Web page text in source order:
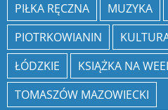
PIŁKA RĘCZNA
MUZYKA
PIOTRKOWIANIN
ŁÓDZKIE
KSIĄŻKA NA
TOMASZÓW MAZOWIECKI